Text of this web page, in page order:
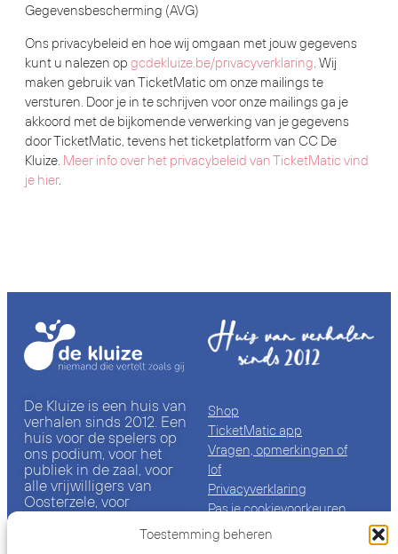
Toestemming beheren
Gegevensbescherming (AVG)
Ons privacybeleid en hoe wij omgaan met jouw gegevens
kunt u nalezen op gcdekluize.be/privacyverklaring . Wij
maken gebruik van TicketMatic om onze mailings te
versturen. Door je in te schrijven voor onze mailings ga je
akkoord met de bijkomende verwerking van je gegevens
door TicketMatic, tevens het ticketplatform van CC De
Kluize. Meer info over het privacybeleid van TicketMatic vind
je hier.
De Kluize is een huis van
verhalen sinds 2012. Een
huis voor de spelers op
ons podium, voor het
publiek in de zaal, voor
alle vrijwilligers van
Oosterzele, voor
iedereen die bij ons een
locatie huurt of er te
Shop
TicketMatic app
Vragen, opmerkingen of
lof
Privacyverklaring
Pas je cookievoorkeuren
aan